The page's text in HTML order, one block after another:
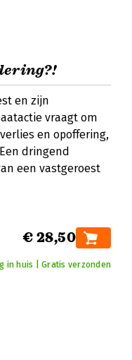
en zijn
vraagt om
en opoffering,
dringend
een vastgeroest
€ 28,50
in huis | Gratis verzonden